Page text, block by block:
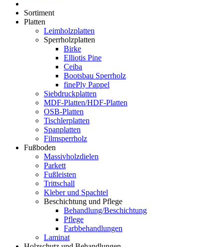
Sortiment
Platten
Leimholzplatten
Sperrholzplatten
Birke
Elliotis Pine
Ceiba
Bootsbau Sperrholz
finePly Pappel
Siebdruckplatten
MDF-Platten/HDF-Platten
OSB-Platten
Tischlerplatten
Spanplatten
Filmsperrholz
Fußboden
Massivholzdielen
Parkett
Fußleisten
Trittschall
Kleber und Spachtel
Beschichtung und Pflege
Behandlung/Beschichtung
Pflege
Farbbehandlungen
Laminat